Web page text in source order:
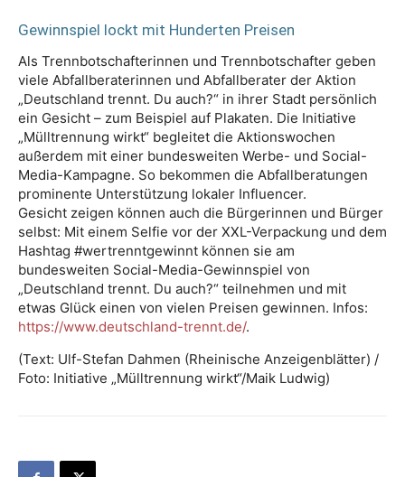
Gewinnspiel lockt mit Hunderten Preisen
Als Trennbotschafterinnen und Trennbotschafter geben
viele Abfallberaterinnen und Abfallberater der Aktion
„Deutschland trennt. Du auch?“ in ihrer Stadt persönlich
ein Gesicht – zum Beispiel auf Plakaten. Die Initiative
„Mülltrennung wirkt“ begleitet die Aktionswochen
außerdem mit einer bundesweiten Werbe- und Social-
Media-Kampagne. So bekommen die Abfallberatungen
prominente Unterstützung lokaler Influencer.
Gesicht zeigen können auch die Bürgerinnen und Bürger
selbst: Mit einem Selfie vor der XXL-Verpackung und dem
Hashtag #wertrenntgewinnt können sie am
bundesweiten Social-Media-Gewinnspiel von
„Deutschland trennt. Du auch?“ teilnehmen und mit
etwas Glück einen von vielen Preisen gewinnen. Infos:
https://www.deutschland-trennt.de/.
(Text: Ulf-Stefan Dahmen (Rheinische Anzeigenblätter) /
Foto: Initiative „Mülltrennung wirkt“/Maik Ludwig)